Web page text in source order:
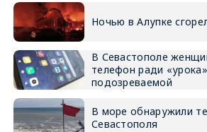
Ночью в Алупке
В Севастополе
телефон ради
подозреваемой
В море обнаружили
Севастополя